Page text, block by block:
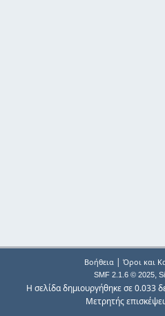
Βοήθεια| Όροι και
SMF 2.1.6 © 2025,
Η σελίδα δημιουργήθηκε σε 0.033
Μετρητής